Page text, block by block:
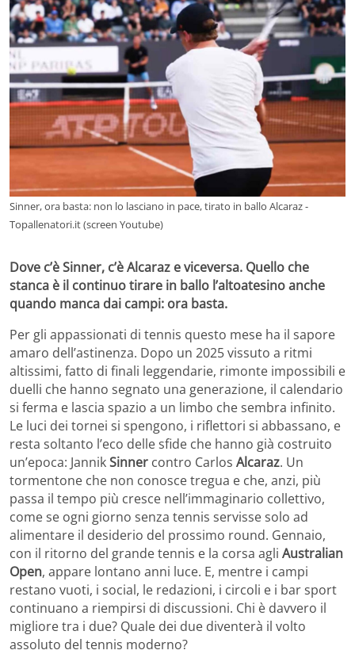
Sinner, ora basta: non lo lasciano in pace, tirato in ballo Alcaraz -
Topallenatori.it (screen Youtube)
Dove c’è Sinner, c’è Alcaraz e viceversa. Quello che
stanca è il continuo tirare in ballo l’altoatesino anche
quando manca dai campi: ora basta.
Per gli appassionati di tennis questo mese ha il sapore
amaro dell’astinenza. Dopo un 2025 vissuto a ritmi
altissimi, fatto di finali leggendarie, rimonte impossibili e
duelli che hanno segnato una generazione, il calendario
si ferma e lascia spazio a un limbo che sembra infinito.
Le luci dei tornei si spengono, i riflettori si abbassano, e
resta soltanto l’eco delle sfide che hanno già costruito
un’epoca: JannikSinner contro Carlos Alcaraz. Un
tormentone che non conosce tregua e che, anzi, più
passa il tempo più cresce nell’immaginario collettivo,
come se ogni giorno senza tennis servisse solo ad
alimentare il desiderio del prossimo round. Gennaio,
con il ritorno del grande tennis e la corsa agli Australian
Open, appare lontano anni luce. E, mentre i campi
restano vuoti, i social, le redazioni, i circoli e i bar sport
continuano a riempirsi di discussioni. Chi è davvero il
migliore tra i due? Quale dei due diventerà il volto
assoluto del tennis moderno?